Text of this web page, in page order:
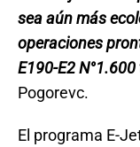
sea aún más
operaciones
E190-E2
Pogorevc.
El programa E-